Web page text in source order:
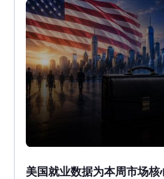
美国就业数据为本周市场核